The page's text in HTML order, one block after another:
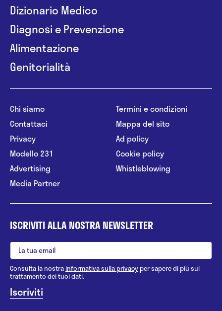
Dizionario Medico
Diagnosi e Prevenzione
Alimentazione
Genitorialità
Chi siamo
Contattaci
Privacy
Modello 231
Advertising
Media Partner
Termini e condizioni
Mappa del sito
Ad policy
Cookie policy
Whistleblowing
ISCRIVITI ALLA NOSTRA NEWSLETTER
Consulta la nostrainformativa sulla privacy per sapere di più sul
trattamento dei tuoi dati.